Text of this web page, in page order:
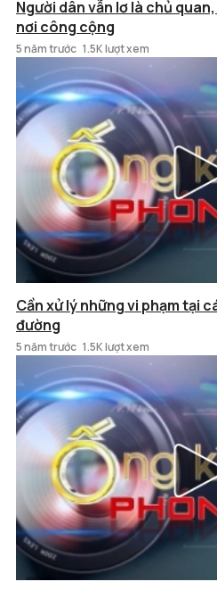
Người dân vẫn lơ là chủ
nơi công cộng
5 năm trước 1.5K lượt xem
Cần xử lý những vi phạm tại
đường
5 năm trước 1.5K lượt xem